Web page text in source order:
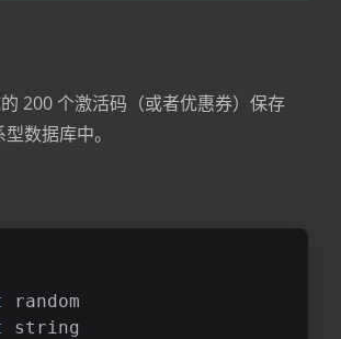
200 个激活码（或者优惠券）保存
数据库中。
random
string